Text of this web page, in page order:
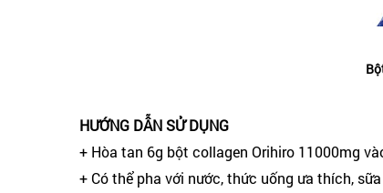
HƯỚNG DẪN SỬ DỤNG
+ Hòa tan 6g bột collagen Orihiro 11000mg
+ Có thể pha với nước, thức uống ưa thích,